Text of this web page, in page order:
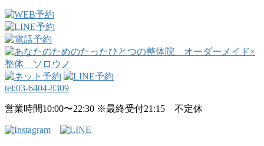
tel:03-6404-8309
営業時間10:00〜22:30 ※最終受付21:15 不定休